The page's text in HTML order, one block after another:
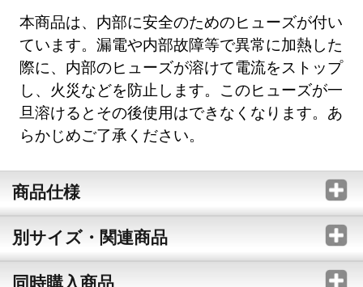
本商品は、内部に安全のためのヒューズが付い
ています。漏電や内部故障等で異常に加熱した
際に、内部のヒューズが溶けて電流をストップ
し、火災などを防止します。このヒューズが一
旦溶けるとその後使用はできなくなります。あ
らかじめご了承ください。
商品仕様
別サイズ・関連商品
同時購入商品